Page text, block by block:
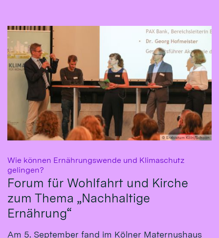
© Erzbistum Köln/Schoon
Wie können Ernährungswende und Klimaschutz
gelingen?
Forum für Wohlfahrt und Kirche
zum Thema „Nachhaltige
Ernährung“
Am 5. September fand im Kölner Maternushaus